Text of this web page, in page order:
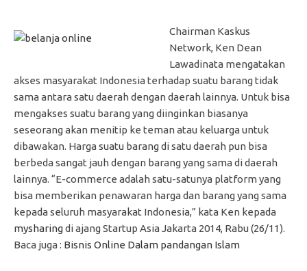
Chairman Kaskus
Network, Ken Dean
Lawadinata mengatakan
akses masyarakat Indonesia terhadap suatu barang tidak
sama antara satu daerah dengan daerah lainnya. Untuk bisa
mengakses suatu barang yang diinginkan biasanya
seseorang akan menitip ke teman atau keluarga untuk
dibawakan. Harga suatu barang di satu daerah pun bisa
berbeda sangat jauh dengan barang yang sama di daerah
lainnya. “E-commerce adalah satu-satunya platform yang
bisa memberikan penawaran harga dan barang yang sama
kepada seluruh masyarakat Indonesia,” kata Ken kepada
mysharingdi ajang Startup Asia Jakarta 2014, Rabu (26/11).
Baca juga : Bisnis Online Dalam pandangan Islam